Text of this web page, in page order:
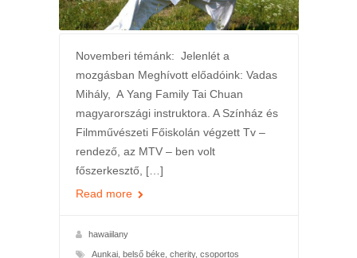
Novemberi témánk: Jelenlét a
mozgásban Meghívott előadóink: Vadas
Mihály, A Yang Family Tai Chuan
magyarországi instruktora. A Színház és
Filmművészeti Főiskolán végzett Tv –
rendező, az MTV – ben volt
főszerkesztő, […]
Read more
hawaiilany
Aunkai, belső béke, cherity, csoportos